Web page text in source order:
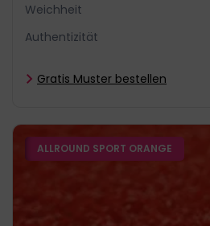
Weichheit
Authentizität
Gratis Muster bestellen
ALLROUND SPORT ORANGE